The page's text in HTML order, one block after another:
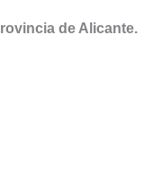
de Alicante.